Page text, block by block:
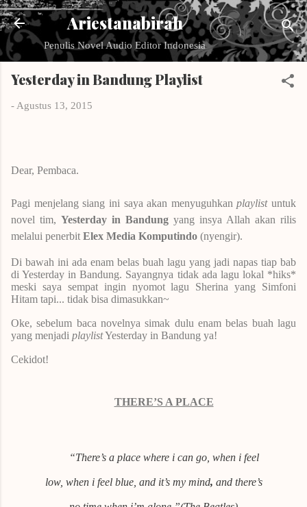
Langsung ke konten utama
Ariestanabirah
Penulis Novel Audio Editor Indonesia
Yesterday in Bandung Playlist
- Agustus 13, 2015
Dear, Pembaca.
Pagi menjelang siang ini saya akan menyuguhkanplaylistuntuk
novel tim, Yesterday in Bandung yang insya Allah akan rilis
melalui penerbit Elex Media Komputindo (nyengir).
Di bawah ini ada enam belas buah lagu yang jadi napas tiap bab
di Yesterday in Bandung. Sayangnya tidak ada lagu lokal *hiks*
meski saya sempat ingin nyomot lagu Sherina yang Simfoni
Hitam tapi... tidak bisa dimasukkan~
Oke, sebelum baca novelnya simak dulu enam belas buah lagu
yang menjadi playlistYesterday in Bandung ya!
Cekidot!
THERE’S A PLACE
“There’s a place where i can go, when i feel
low, when i feel blue, and it’s my mind, and there’s